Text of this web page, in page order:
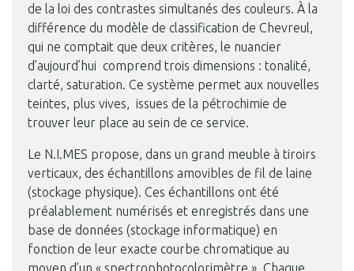
de la loi des contrastes simultanés des couleurs. À la
différence du modèle de classification de Chevreul,
qui ne comptait que deux critères, le nuancier
d’aujourd’hui comprend trois dimensions : tonalité,
clarté, saturation. Ce système permet aux nouvelles
teintes, plus vives, issues de la pétrochimie de
trouver leur place au sein de ce service.
Le N.I.MES propose, dans un grand meuble à tiroirs
verticaux, des échantillons amovibles de fil de laine
(stockage physique). Ces échantillons ont été
préalablement numérisés et enregistrés dans une
base de données (stockage informatique) en
fonction de leur exacte courbe chromatique au
moyen d’un « spectrophotocolorimètre ». Chaque